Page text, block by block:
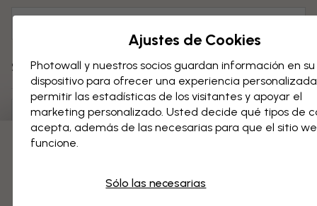
Seleccione el tamaño:
50x70 cm
Ajustes de Cookies
Photowall y nuestros socios guardan información en su
dispositivo para ofrecer una experiencia
permitir las estadísticas de los visitantes y apoyar el
marketing personalizado. Usted decide qué tipos de
acepta, además de las necesarias para que el sitio
funcione.
Sólo las necesarias